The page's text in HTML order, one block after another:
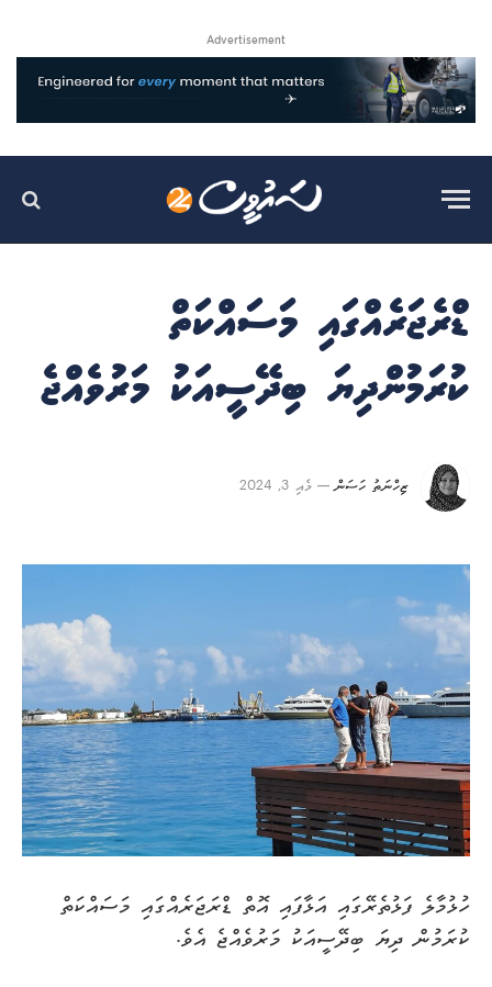
Advertisement
ޑްރެޖަރެއްގައި މަސައްކަތް
ކުރަމުންދިޔަ ބިދޭސީއަކު މަރުވެއްޖެ
ޒިހްނަތު ހަސަން މެއި 3, 2024
ހުޅުމާލެ ފަޅުތެރޭގައި އަޅާފައި އޮތް ޑްރަޖަރެއްގައި މަސައްކަތް
ކުރަމުން ދިޔަ ބިދޭސީއަކު މަރުވެއްޖެ އެވެ.